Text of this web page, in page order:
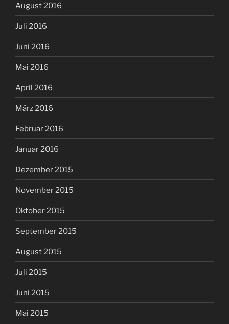
August 2016
Juli 2016
Juni 2016
Mai 2016
April 2016
März 2016
Februar 2016
Januar 2016
Dezember 2015
November 2015
Oktober 2015
September 2015
August 2015
Juli 2015
Juni 2015
Mai 2015